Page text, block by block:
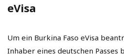
eVisa
Um ein Burkina Faso eVisa
Inhaber eines deutschen Passes